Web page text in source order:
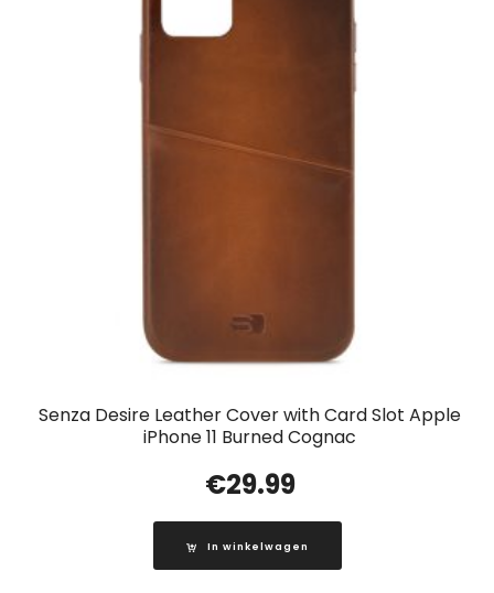
Senza Desire Leather Cover with Card Slot Apple
iPhone 11 Burned Cognac
€29.99
In winkelwagen